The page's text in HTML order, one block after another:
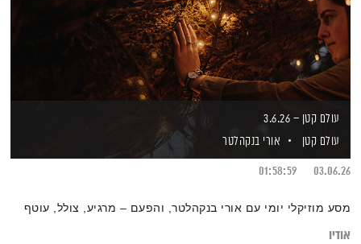
עולם קטן – 3.6.26
עולם קטן
אורי בנקהלטר
03.06.26
01:58:59
מסע מוזיקלי יומי עם אורי בנקהלטר, והפעם – מרגיע, צולל, עוטף
אודיו